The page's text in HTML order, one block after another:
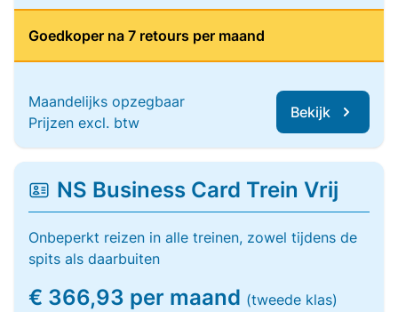
Goedkoper na 7 retours per maand
Maandelijks opzegbaar
Prijzen excl. btw
Bekijk
NS Business Card Trein Vrij
Onbeperkt reizen in alle treinen, zowel tijdens de
spits als daarbuiten
€ 366,93 per maand (tweede klas)